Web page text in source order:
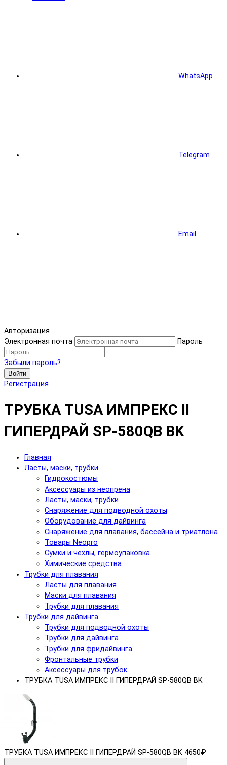
WhatsApp
Telegram
Email
Авторизация
Электронная почта
Пароль
Забыли пароль?
Войти
Регистрация
ТРУБКА TUSA ИМПРЕКС II
ГИПЕРДРАЙ SP-580QB BK
Главная
Ласты, маски, трубки
Гидрокостюмы
Аксессуары из неопрена
Ласты, маски, трубки
Снаряжение для подводной охоты
Оборудование для дайвинга
Снаряжение для плавания, бассейна и триатлона
Товары Neopro
Сумки и чехлы, гермоупаковка
Химические средства
Трубки для плавания
Ласты для плавания
Маски для плавания
Трубки для плавания
Трубки для дайвинга
Трубки для подводной охоты
Трубки для дайвинга
Трубки для фридайвинга
Фронтальные трубки
Аксессуары для трубок
ТРУБКА TUSA ИМПРЕКС II ГИПЕРДРАЙ SP-580QB BK
ТРУБКА TUSA ИМПРЕКС II ГИПЕРДРАЙ SP-580QB BK 4650₽